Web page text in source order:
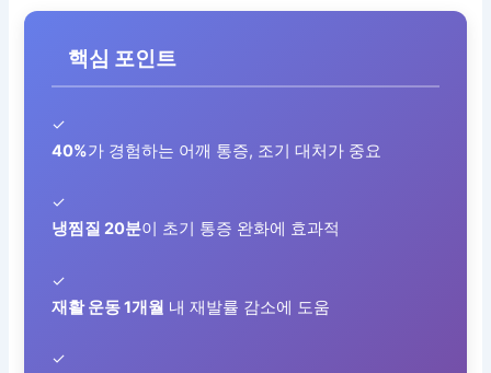
핵심 포인트
✓
40%가 경험하는 어깨 통증, 조기 대처가 중요
✓
냉찜질 20분이 초기 통증 완화에 효과적
✓
재활 운동 1개월 내 재발률 감소에 도움
✓